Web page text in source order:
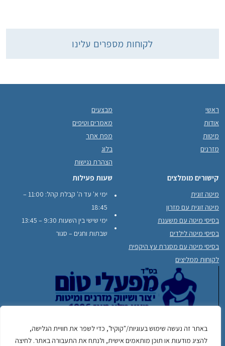
באתר זה נעשה שימוש בעוגיות/"קוקיז", כדי לשפר את חוויית הגלישה,
להציג מודעות או תוכן מותאמים אישית, ולנתח את התעבורה באתר. לחיצה
לקוחות מספרים עלינו
ראשי
אודות
מיטות
מזרנים
מבצעים
מאמרים וטיפים
מפת אתר
בלוג
הצהרת נגישות
קישורים מומלצים
מיטה זוגית
מיטה זוגית עם מזרון
בסיסי מיטה עם משענת
בסיסי מיטה לילדים
בסיסי מיטה עם מסגרת עץ היקפית
לקוחות ממליצים
שעות פעילות
ימי א' עד ה' קבלת קהל: 11:00 –
18:45
ימי שישי בין השעות 9:30 – 13:45
שבתות וחגים – סגור
כתובתינו: יוחנן הסנדלר 22, כפר סבא לפרטים והזמנות:
050-